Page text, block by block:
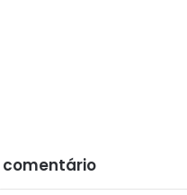
comentário